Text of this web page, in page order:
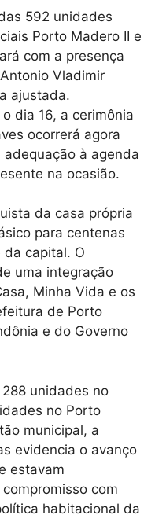
592 unidades
Porto Madero II e
com a presença
Vladimir
ajustada.
dia 16, a cerimônia
ocorrerá agora
à agenda
na ocasião.
da casa própria
para centenas
capital. O
uma integração
Minha Vida e os
de Porto
e do Governo
unidades no
no Porto
municipal, a
evidencia o avanço
estavam
com
habitacional da